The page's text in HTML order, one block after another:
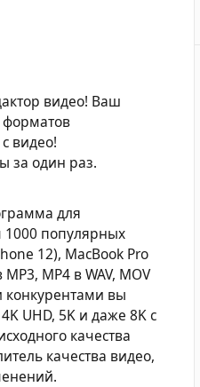
видео! Ваш
форматов
видео!
за один раз.
для
1000 популярных
12), MacBook Pro
MP4 в WAV, MOV
конкурентами вы
UHD, 5K и даже 8K с
качества
качества видео,